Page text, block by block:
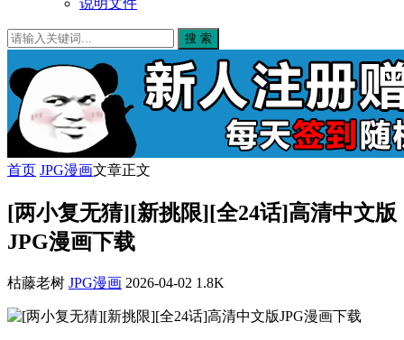
说明文件
搜 索
首页 JPG漫画文章正文
[两小复无猜][新挑限][全24话]高清中文版
JPG漫画下载
枯藤老树 JPG漫画 2026-04-02 1.8K